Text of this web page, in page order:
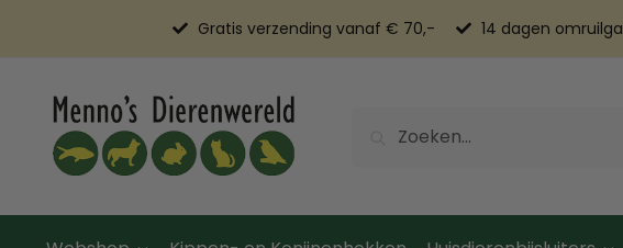
Gratis verzending vanaf € 70,- 14 dagen